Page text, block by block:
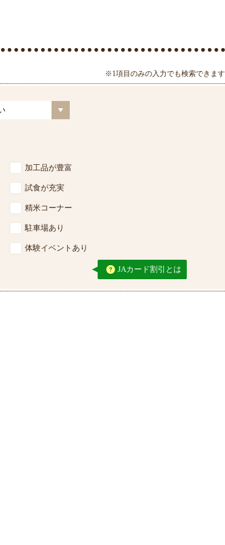
※1項目のみの入力でも検索できます
加工品が豊富
試食が充実
精米コーナー
駐車場あり
体験イベントあり
JAカード割引とは